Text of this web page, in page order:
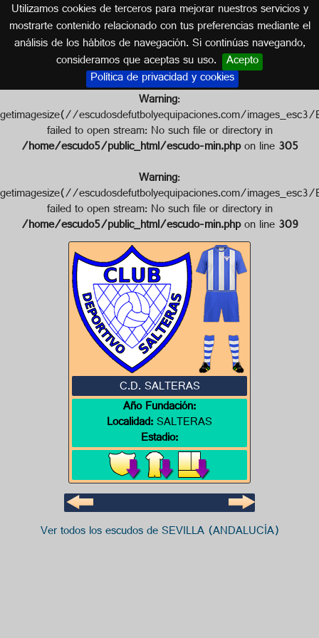
Utilizamos cookies de terceros para mejorar nuestros servicios y
mostrarte contenido relacionado con tus preferencias mediante el
análisis de los hábitos de navegación. Si continúas navegando,
consideramos que aceptas su uso. Acepto
Política de privacidad y cookies
Escudo de C.D. SALTERAS
SEVILLA (ANDALUCÍA)
Warning:
getimagesize(//escudosdefutbolyequipaciones.com/
failed to open stream: No such file or directory in
/home/escudo5/public_html/escudo-min.phpon line305
Warning:
getimagesize(//escudosdefutbolyequipaciones.com/
failed to open stream: No such file or directory in
/home/escudo5/public_html/escudo-min.phpon line309
C.D. SALTERAS
Año Fundación:
Localidad:SALTERAS
Estadio:
Ver todos los escudos de SEVILLA (ANDALUCÍA)